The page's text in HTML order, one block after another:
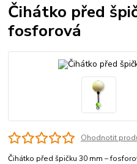
Čihátko před
fosforová
Ohodnotit
Čihátko před špičku 30 mm –